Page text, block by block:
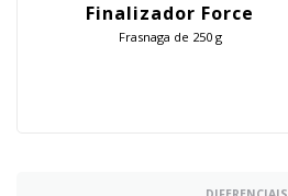
Finalizador Force
Frasnaga de 250 g